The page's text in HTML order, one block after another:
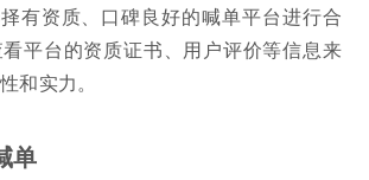
有资质、口碑良好的喊单平台进行合
平台的资质证书、用户评价等信息来
和实力。
单